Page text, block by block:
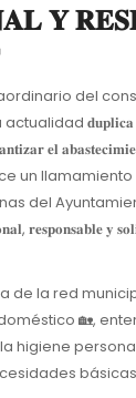
𝐘
del
𝐞𝐥
llamamiento a
del
𝐫𝐞𝐬𝐩𝐨𝐧𝐬𝐚𝐛𝐥𝐞 𝐲
de la red
🏡,
higiene